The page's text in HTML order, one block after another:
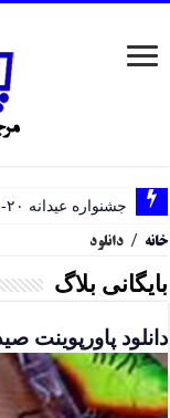
جشنواره عیدانه ۲۰-۲۰-۲۰ پروژه ها
خانه / دانلود
بایگانی بلاگ
دانلود پاورپوینت